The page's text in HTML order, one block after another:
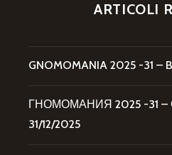
ARTICOLI
GNOMOMANIA 2025 -31 –
ГНОМОМАНИЯ 2025 -31 –
31/12/2025